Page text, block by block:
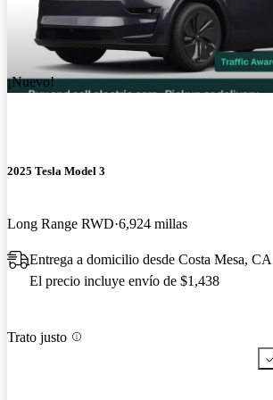
¡Nuevo!
2025 Tesla Model 3
Long Range RWD 6,924 millas
Entrega a domicilio desde Costa Mesa, CA
El precio incluye envío de $1,438
Trato justo